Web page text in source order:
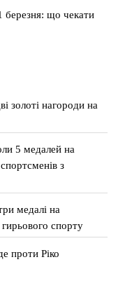
березня: що чекати
золоті нагороди на
5 медалей на
з
медалі на
гирьового спорту
проти Ріко